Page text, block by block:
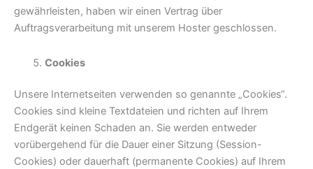
gewährleisten, haben wir einen Vertrag über
Auftragsverarbeitung mit unserem Hoster geschlossen.
Cookies
Unsere Internetseiten verwenden so genannte „Cookies“.
Cookies sind kleine Textdateien und richten auf Ihrem
Endgerät keinen Schaden an. Sie werden entweder
vorübergehend für die Dauer einer Sitzung (Session-
Cookies) oder dauerhaft (permanente Cookies) auf Ihrem